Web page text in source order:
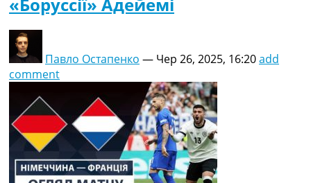
«Боруссії» Адейемі
Павло Остапенко — Чер 26, 2025, 16:20add
comment